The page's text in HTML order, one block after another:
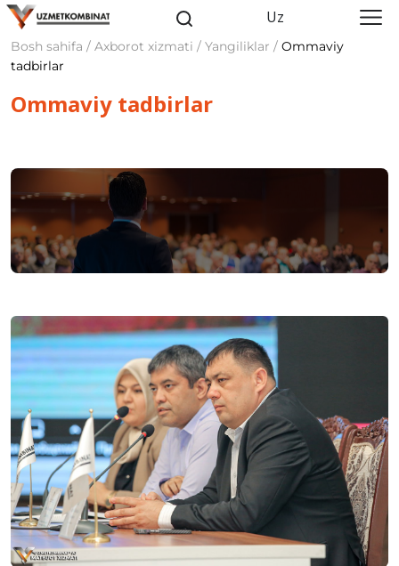
Uz
Bosh sahifa / Axborot xizmati / Yangiliklar / Ommaviy
tadbirlar
Ommaviy tadbirlar